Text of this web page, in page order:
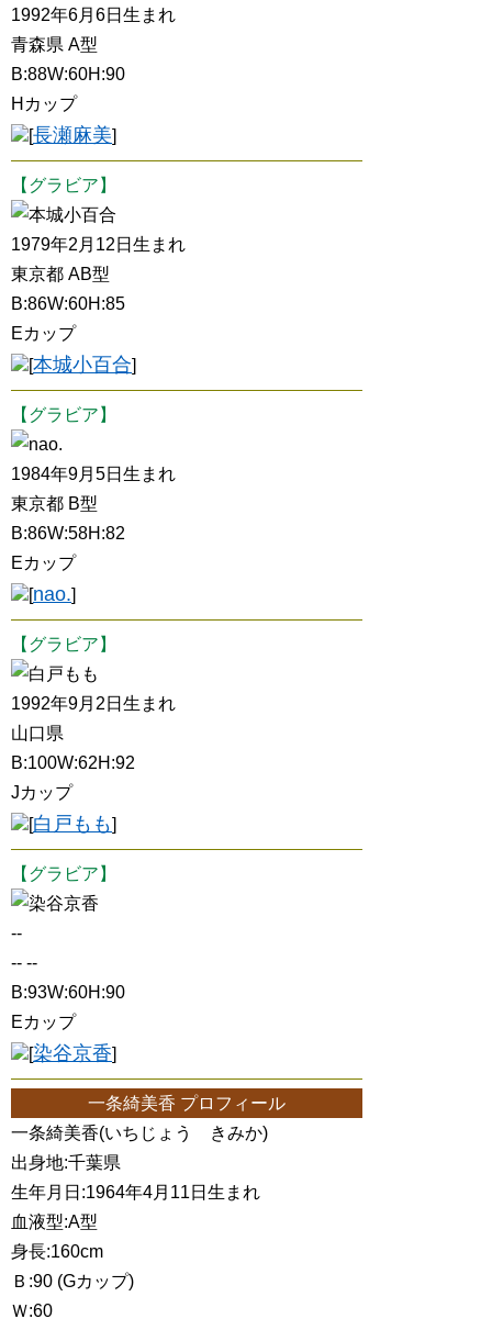
1992年6月6日生まれ
青森県 A型
B:88W:60H:90
Hカップ
[長瀬麻美]
【グラビア】
本城小百合
1979年2月12日生まれ
東京都 AB型
B:86W:60H:85
Eカップ
[本城小百合]
【グラビア】
nao.
1984年9月5日生まれ
東京都 B型
B:86W:58H:82
Eカップ
[nao.]
【グラビア】
白戸もも
1992年9月2日生まれ
山口県
B:100W:62H:92
Jカップ
[白戸もも]
【グラビア】
染谷京香
--
-- --
B:93W:60H:90
Eカップ
[染谷京香]
一条綺美香 プロフィール
一条綺美香(いちじょう きみか)
出身地:千葉県
生年月日:1964年4月11日生まれ
血液型:A型
身長:160cm
Ｂ:90 (Gカップ)
Ｗ:60